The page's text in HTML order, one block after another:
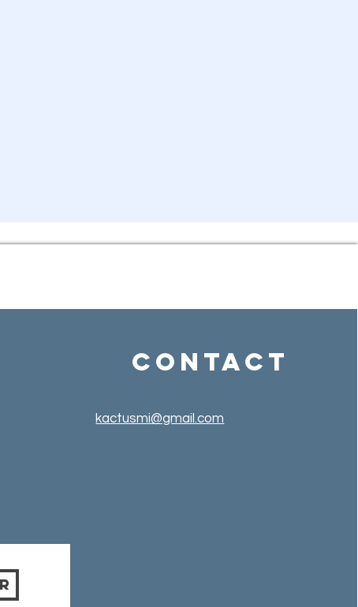
Contact
kactusmi@gmail.com